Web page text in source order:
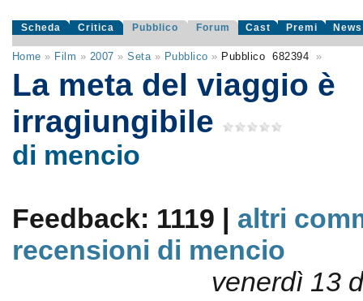
Scheda Critica Pubblico Forum Cast Premi News
Home » Film » 2007 »Seta» Pubblico » Pubblico 682394 »
La meta del viaggio è
irragiungibile
di mencio
Feedback: 1119 | altri
recensioni di mencio
venerdì 13